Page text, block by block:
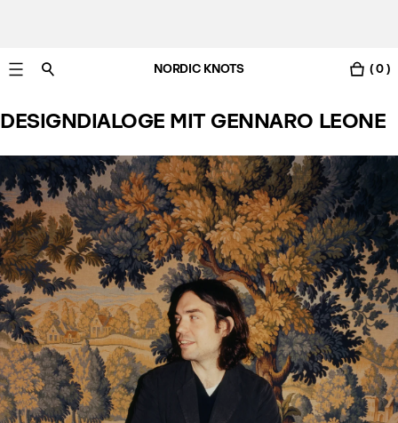
Gratis Lieferung nach Deutschland in 3-6 Werktagen
NORDIC KNOTS ( 0 )
DESIGNDIALOGE MIT GENNARO LEONE